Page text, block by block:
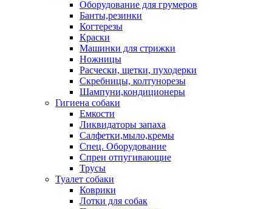
Оборудование для грумеров
Банты,резинки
Когтерезы
Краски
Машинки для стрижки
Ножницы
Расчески, щетки, пуходерки
Скребницы, колтунорезы
Шампуни,кондиционеры
Гигиена собаки
Емкости
Ликвидаторы запаха
Салфетки,мыло,кремы
Спец. Оборудование
Спреи отпугивающие
Трусы
Туалет собаки
Коврики
Лотки для собак